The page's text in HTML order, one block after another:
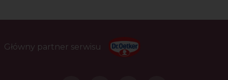
Główny partner serwisu